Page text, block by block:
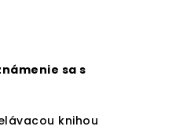
sa s
knihou